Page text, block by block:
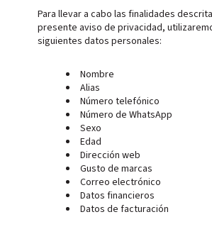
Para llevar a cabo las finalidades
presente aviso de privacidad,
siguientes datos personales:
Nombre
Alias
Número telefónico
Número de WhatsApp
Sexo
Edad
Dirección web
Gusto de marcas
Correo electrónico
Datos financieros
Datos de facturación